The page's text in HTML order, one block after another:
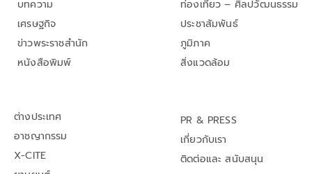
บทความ
เศรษฐกิจ
ข่าวพระราชสำนัก
หนังสือพิมพ์
ท่องเที่ยว – ศิลปวัฒนธรรม
ประชาสัมพันธ์
ภูมิภาค
สิ่งแวดล้อม
ต่างประเทศ
อาชญากรรม
X-CITE
PR & PRESS
เกี่ยวกับเรา
ติดต่อและ สนับสนุน